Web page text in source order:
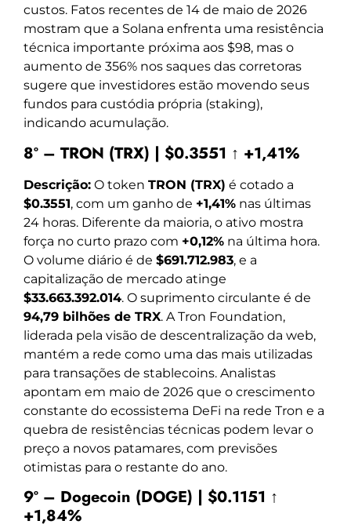
custos. Fatos recentes de 14 de maio de 2026
mostram que a Solana enfrenta uma resistência
técnica importante próxima aos $98, mas o
aumento de 356% nos saques das corretoras
sugere que investidores estão movendo seus
fundos para custódia própria (staking),
indicando acumulação.
8º – TRON (TRX) | $0.3551 ↑ +1,41%
Descrição: O token TRON (TRX) é cotado a
$0.3551, com um ganho de +1,41% nas últimas
24 horas. Diferente da maioria, o ativo mostra
força no curto prazo com +0,12% na última hora.
O volume diário é de $691.712.983, e a
capitalização de mercado atinge
$33.663.392.014. O suprimento circulante é de
94,79 bilhões de TRX. A Tron Foundation,
liderada pela visão de descentralização da web,
mantém a rede como uma das mais utilizadas
para transações de stablecoins. Analistas
apontam em maio de 2026 que o crescimento
constante do ecossistema DeFi na rede Tron e a
quebra de resistências técnicas podem levar o
preço a novos patamares, com previsões
otimistas para o restante do ano.
9º – Dogecoin (DOGE) | $0.1151 ↑
+1,84%